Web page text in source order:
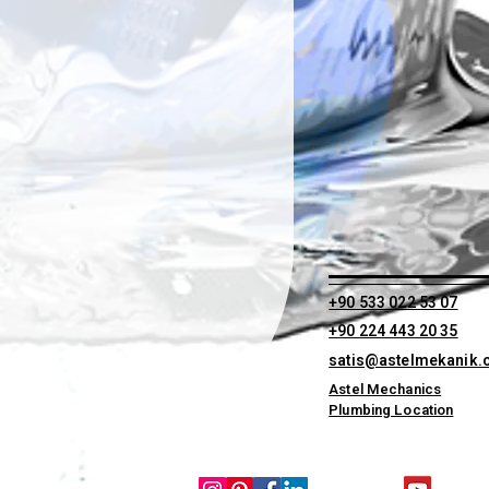
+90 533 022 53 07
+90 224 443 20 35
Astel Mechanics
Plumbing Location